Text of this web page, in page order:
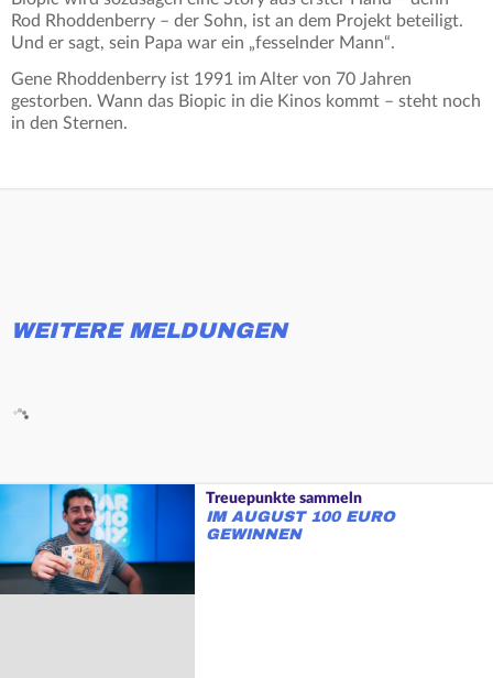
Rod Rhoddenberry – der Sohn, ist an dem Projekt beteiligt.
Und er sagt, sein Papa war ein „fesselnder Mann“.
Gene Rhoddenberry ist 1991 im Alter von 70 Jahren
gestorben. Wann das Biopic in die Kinos kommt – steht noch
in den Sternen.
WEITERE MELDUNGEN
Treuepunkte sammeln
IM AUGUST 100 EURO
GEWINNEN